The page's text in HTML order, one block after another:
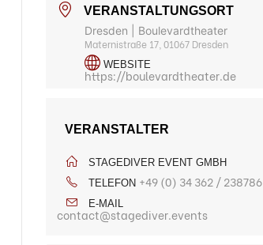
VERANSTALTUNGSORT
Dresden | Boulevardtheater
Maternistraße 17, 01067 Dresden
WEBSITE
https://boulevardtheater.de
VERANSTALTER
STAGEDIVER EVENT GMBH
TELEFON +49 (0) 34 362 / 238786
E-MAIL
contact@stagediver.events